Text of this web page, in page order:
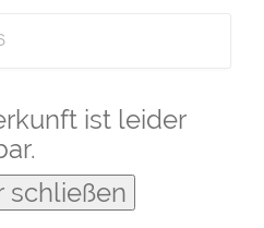
ist leider
schließen